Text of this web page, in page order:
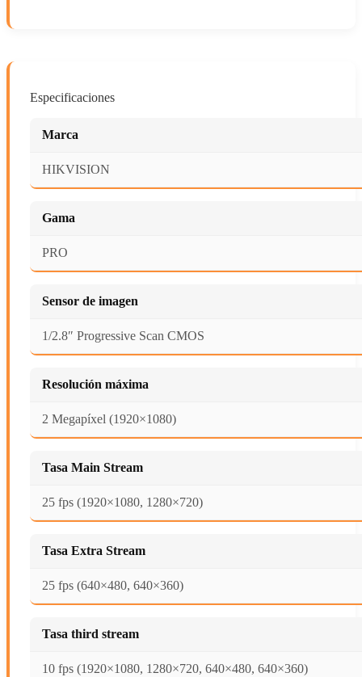
Especificaciones
Marca
HIKVISION
Gama
PRO
Sensor de imagen
1/2.8″ Progressive Scan CMOS
Resolución máxima
2 Megapíxel (1920×1080)
Tasa Main Stream
25 fps (1920×1080, 1280×720)
Tasa Extra Stream
25 fps (640×480, 640×360)
Tasa third stream
10 fps (1920×1080, 1280×720, 640×480, 640×360)